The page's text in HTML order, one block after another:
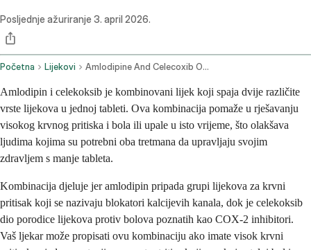
Posljednje ažuriranje 3. april 2026.
Početna Lijekovi Amlodipine And Celecoxib Oral Route
Amlodipin i celekoksib je kombinovani lijek koji spaja dvije različite
vrste lijekova u jednoj tableti. Ova kombinacija pomaže u rješavanju
visokog krvnog pritiska i bola ili upale u isto vrijeme, što olakšava
ljudima kojima su potrebni oba tretmana da upravljaju svojim
zdravljem s manje tableta.
Kombinacija djeluje jer amlodipin pripada grupi lijekova za krvni
pritisak koji se nazivaju blokatori kalcijevih kanala, dok je celekoksib
dio porodice lijekova protiv bolova poznatih kao COX-2 inhibitori.
Vaš ljekar može propisati ovu kombinaciju ako imate visok krvni